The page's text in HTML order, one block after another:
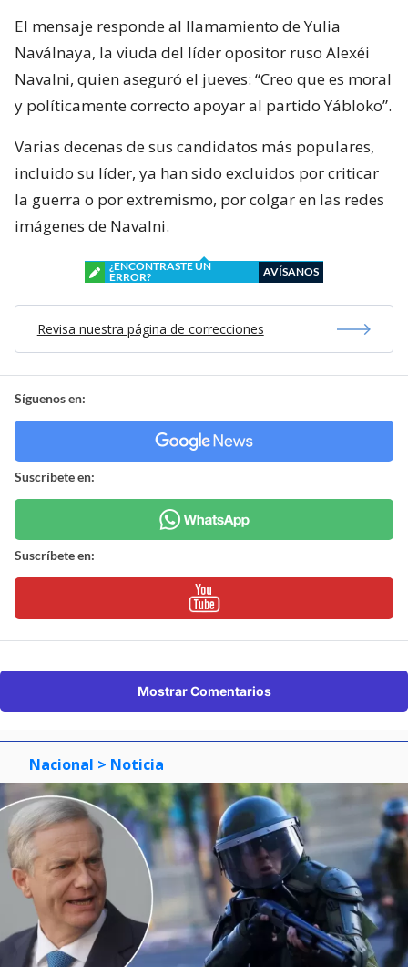
El mensaje responde al llamamiento de Yulia
Naválnaya, la viuda del líder opositor ruso Alexéi
Navalni, quien aseguró el jueves: “Creo que es moral
y políticamente correcto apoyar al partido Yábloko”.
Varias decenas de sus candidatos más populares,
incluido su líder, ya han sido excluidos por criticar
la guerra o por extremismo, por colgar en las redes
imágenes de Navalni.
¿ENCONTRASTE UN
ERROR?
AVÍSANOS
Revisa nuestra página de correcciones
Síguenos en:
Suscríbete en:
Suscríbete en:
Mostrar Comentarios
Nacional > Noticia